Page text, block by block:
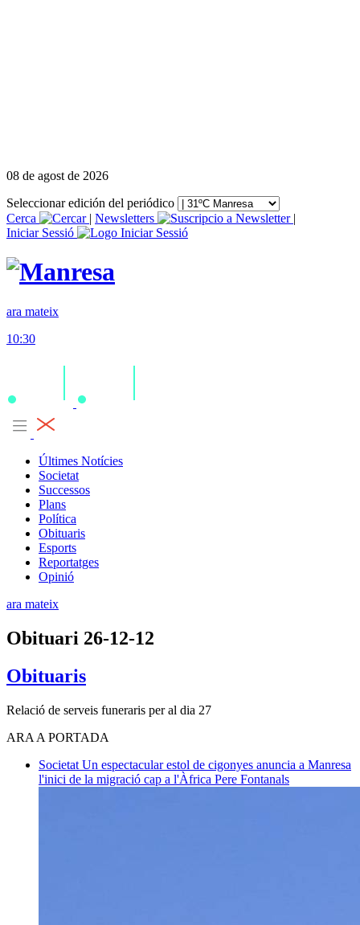
08 de agost de 2026
Seleccionar edición del periódico
Cerca
| Newsletters
|
Iniciar Sessió
ara mateix
10:30
Últimes Notícies
Societat
Successos
Plans
Política
Obituaris
Esports
Reportatges
Opinió
ara mateix
Obituari 26-12-12
Obituaris
Relació de serveis funeraris per al dia 27
ARA A PORTADA
Societat Un espectacular estol de cigonyes anuncia a Manresa
l'inici de la migració cap a l'Àfrica Pere Fontanals